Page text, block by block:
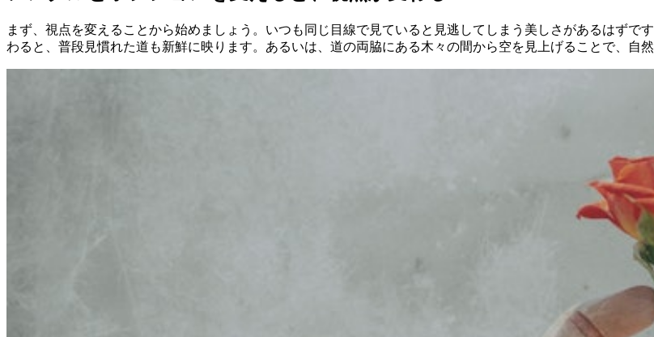
まず、視点を変えることから始めましょう。いつも同じ目線で見ていると見逃してしまう美しさがあるはず
わると、普段見慣れた道も新鮮に映ります。あるいは、道の両脇にある木々の間から空を見上げることで、自